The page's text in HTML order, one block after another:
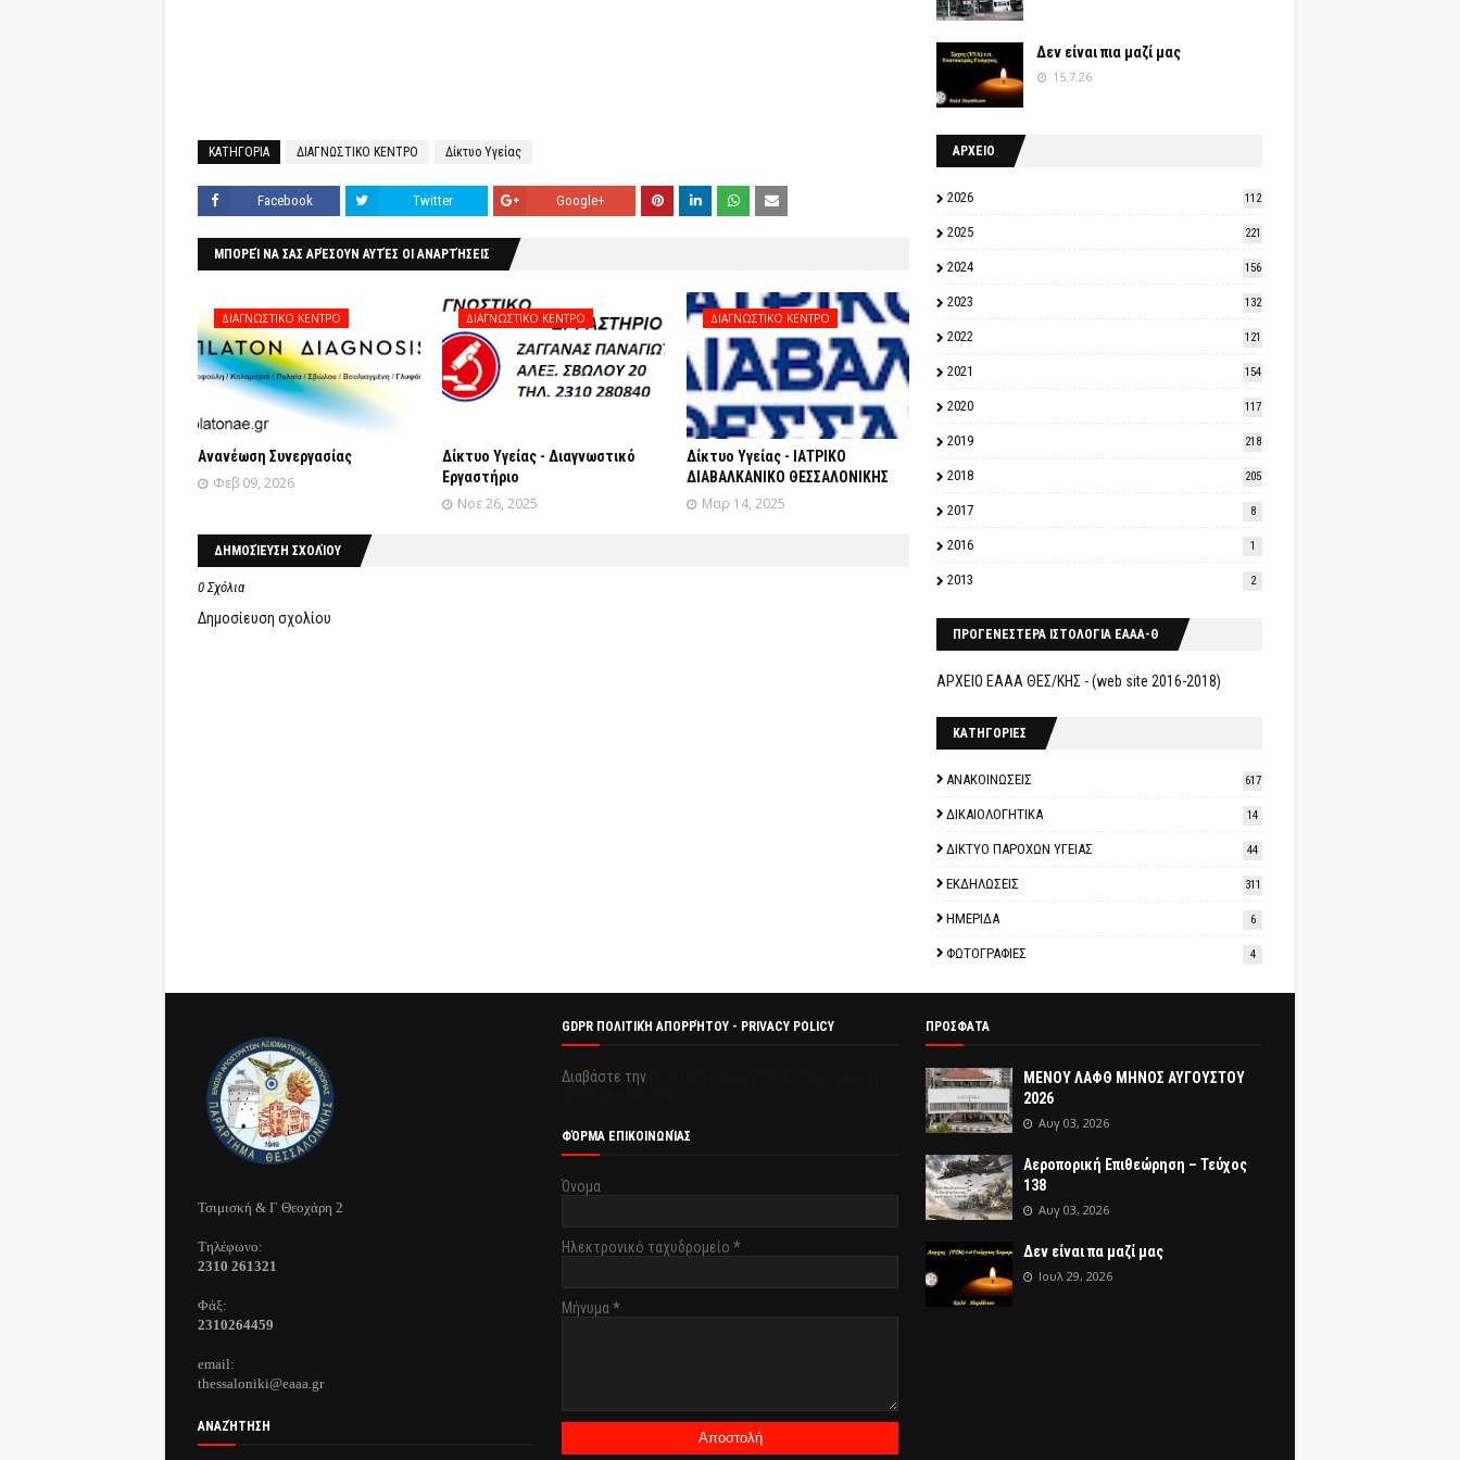
ΚΑΤΗΓΟΡΙΑ ΔΙΑΓΝΩΣΤΙΚΟ ΚΕΝΤΡΟ Δίκτυο Υγείας
Facebook Twitter Google+
ΜΠΟΡΕΊ ΝΑ ΣΑΣ ΑΡΈΣΟΥΝ ΑΥΤΈΣ ΟΙ ΑΝΑΡΤΉΣΕΙΣ
ΔΙΑΓΝΩΣΤΙΚΟ ΚΕΝΤΡΟ
Ανανέωση Συνεργασίας
Φεβ 09, 2026
ΔΙΑΓΝΩΣΤΙΚΟ ΚΕΝΤΡΟ
Δίκτυο Υγείας - Διαγνωστικό
Εργαστήριο
Νοε 26, 2025
ΔΙΑΓΝΩΣΤΙΚΟ ΚΕΝΤΡΟ
Δίκτυο Υγείας - ΙΑΤΡΙΚΟ
ΔΙΑΒΑΛΚΑΝΙΚΟ ΘΕΣΣΑΛΟΝΙΚΗΣ
Μαρ 14, 2025
ΔΗΜΟΣΊΕΥΣΗ ΣΧΟΛΊΟΥ
0 Σχόλια
Δημοσίευση σχολίου
Δεν είναι πια μαζί μας
15.7.26
ΑΡΧΕΙΟ
2026 112
2025 221
2024 156
2023 132
2022 121
2021 154
2020 117
2019 218
2018 205
2017 8
2016 1
2013 2
ΠΡΟΓΕΝΕΣΤΕΡΑ ΙΣΤΟΛΟΓΙΑ ΕΑΑΑ-Θ
ΑΡΧΕΙΟ ΕΑΑΑ ΘΕΣ/ΚΗΣ - (web site 2016-2018)
ΚΑΤΗΓΟΡΙΕΣ
ΑΝΑΚΟΙΝΩΣΕΙΣ 617
ΔΙΚΑΙΟΛΟΓΗΤΙΚΑ 14
ΔΙΚΤΥΟ ΠΑΡΟΧΩΝ ΥΓΕΙΑΣ 44
ΕΚΔΗΛΩΣΕΙΣ 311
ΗΜΕΡΙΔΑ 6
ΦΩΤΟΓΡΑΦΙΕΣ 4
Τσιμισκή & Γ Θεοχάρη 2
Τηλέφωνo:
2310 261321
Φάξ:
2310264459
email:
thessaloniki@eaaa.gr
ΑΝΑΖΉΤΗΣΗ
GDPR ΠΟΛΙΤΙΚΉ ΑΠΟΡΡΉΤΟΥ - PRIVACY POLICY
Διαβάστε την
ΦΌΡΜΑ ΕΠΙΚΟΙΝΩΝΊΑΣ
Όνομα
Ηλεκτρονικό ταχυδρομείο *
Μήνυμα*
ΠΡΟΣΦΑΤΑ
ΜΕΝΟΥ ΛΑΦΘ ΜΗΝΟΣ ΑΥΓΟΥΣΤΟΥ
2026
Αυγ 03, 2026
Αεροπορική Επιθεώρηση – Τεύχος
138
Αυγ 03, 2026
Δεν είναι πα μαζί μας
Ιουλ 29, 2026